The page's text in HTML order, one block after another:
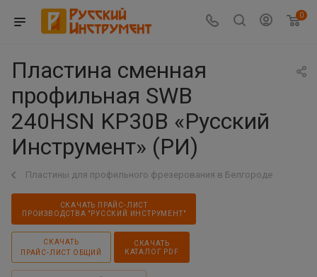
0
Пластина сменная
профильная SWB
240HSN KP30B «Русский
Инструмент» (РИ)
Пластины для профильного фрезерования в Белгороде
СКАЧАТЬ ПРАЙС-ЛИСТ
ПРОИЗВОДСТВА "РУССКИЙ ИНСТРУМЕНТ"
СКАЧАТЬ
ПРАЙС-ЛИСТ ОБЩИЙ
СКАЧАТЬ
КАТАЛОГ PDF